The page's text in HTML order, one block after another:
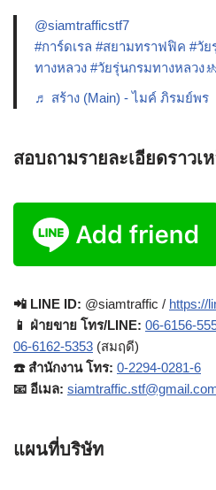
@siamtrafficstf7
#การ์ดเรล #สยามทราฟฟิค #วัย
ทางหลวง #วัยรุ่นกรมทางหลวง
♬ สร้าง (Main) - ไมค์ ภิรมย์พร
สอบถามรายละเอียดราวเ
📲 LINE ID: @siamtraffic / https://
📱 ฝ่ายขาย โทร/LINE: 06-6156-
06-6162-5353 (สมฤดี)
☎️ สำนักงาน โทร: 0-2294-0281-6
📧 อีเมล:
แผนที่บริษัท